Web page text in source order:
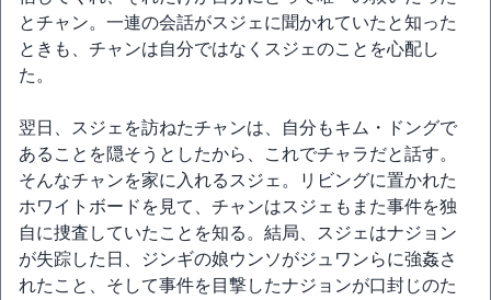
とチャン。一連の会話がスジェに聞かれていたと知った
ときも、チャンは自分ではなくスジェのことを心配し
た。
翌日、スジェを訪ねたチャンは、自分もキム・ドングで
あることを隠そうとしたから、これでチャラだと話す。
そんなチャンを家に入れるスジェ。リビングに置かれた
ホワイトボードを見て、チャンはスジェもまた事件を独
自に捜査していたことを知る。結局、スジェはナジョン
が失踪した日、ジンギの娘ウンソがジュワンらに強姦さ
れたこと、そして事件を目撃したナジョンが口封じのた